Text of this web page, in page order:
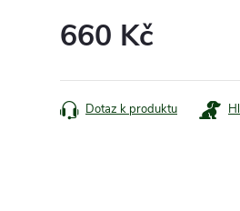
660 Kč
cena:
Dotaz k produktu